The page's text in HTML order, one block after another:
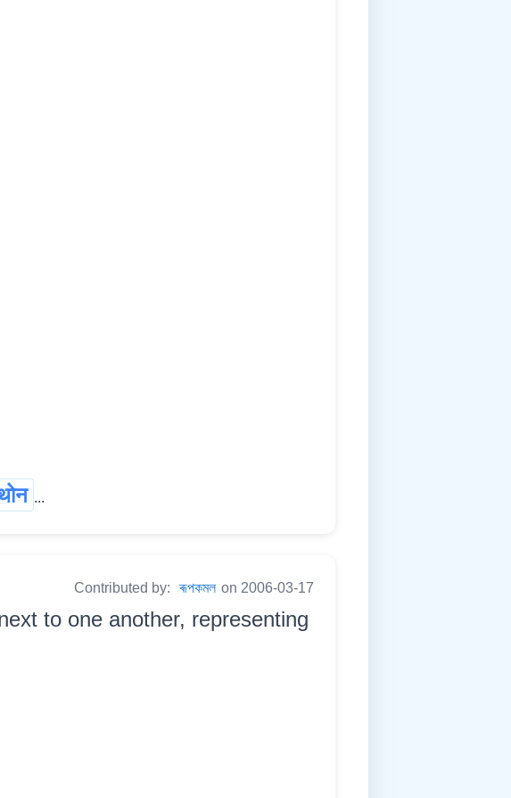
...
Contributed by: ৰূপকমল on 2006-03-17
to one another, representing